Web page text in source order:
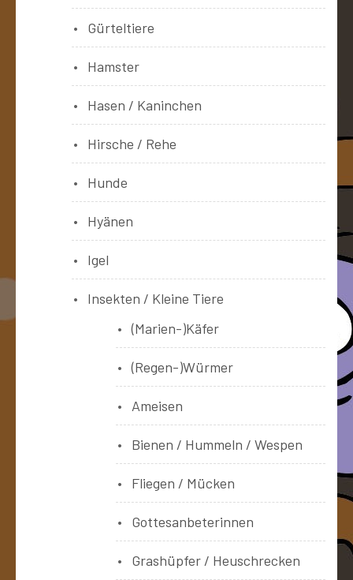
Gürteltiere
Hamster
Hasen / Kaninchen
Hirsche / Rehe
Hunde
Hyänen
Igel
Insekten / Kleine Tiere
(Marien-)Käfer
(Regen-)Würmer
Ameisen
Bienen / Hummeln / Wespen
Fliegen / Mücken
Gottesanbeterinnen
Grashüpfer / Heuschrecken